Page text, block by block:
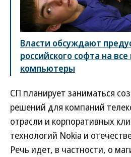
Власти обсуждают
российского софта на
компьютеры
СП планирует заниматься
решений для компаний
отрасли и корпоративных
технологий Nokia и
Речь идет, в частности, о